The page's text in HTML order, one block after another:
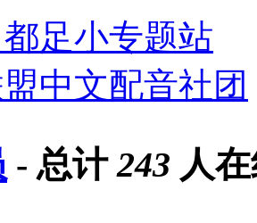
足小专题站
中文配音社团
- 总计243 人